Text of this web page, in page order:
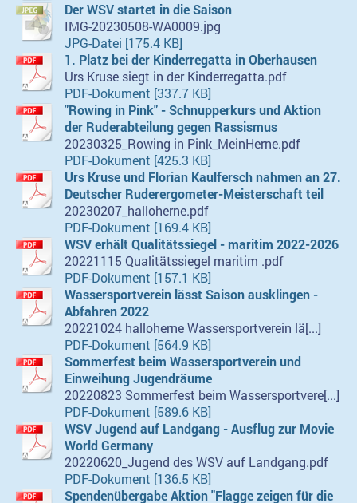
Der WSV startet in die Saison
IMG-20230508-WA0009.jpg
JPG-Datei [175.4 KB]
1. Platz bei der Kinderregatta in Oberhausen
Urs Kruse siegt in der Kinderregatta.pdf
PDF-Dokument [337.7 KB]
"Rowing in Pink" - Schnupperkurs und Aktion
der Ruderabteilung gegen Rassismus
20230325_Rowing in Pink_MeinHerne.pdf
PDF-Dokument [425.3 KB]
Urs Kruse und Florian Kaulfersch nahmen an 27.
Deutscher Ruderergometer-Meisterschaft teil
20230207_halloherne.pdf
PDF-Dokument [169.4 KB]
WSV erhält Qualitätssiegel - maritim 2022-2026
20221115 Qualitätssiegel maritim .pdf
PDF-Dokument [157.1 KB]
Wassersportverein lässt Saison ausklingen -
Abfahren 2022
20221024 halloherne Wassersportverein lä[...]
PDF-Dokument [564.9 KB]
Sommerfest beim Wassersportverein und
Einweihung Jugendräume
20220823 Sommerfest beim Wassersportvere[...]
PDF-Dokument [589.6 KB]
WSV Jugend auf Landgang - Ausflug zur Movie
World Germany
20220620_Jugend des WSV auf Landgang.pdf
PDF-Dokument [136.5 KB]
Spendenübergabe Aktion "Flagge zeigen für die